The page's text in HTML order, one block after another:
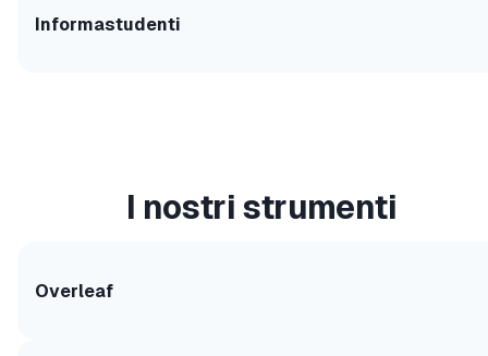
Informastudenti
I nostri strumenti
Overleaf